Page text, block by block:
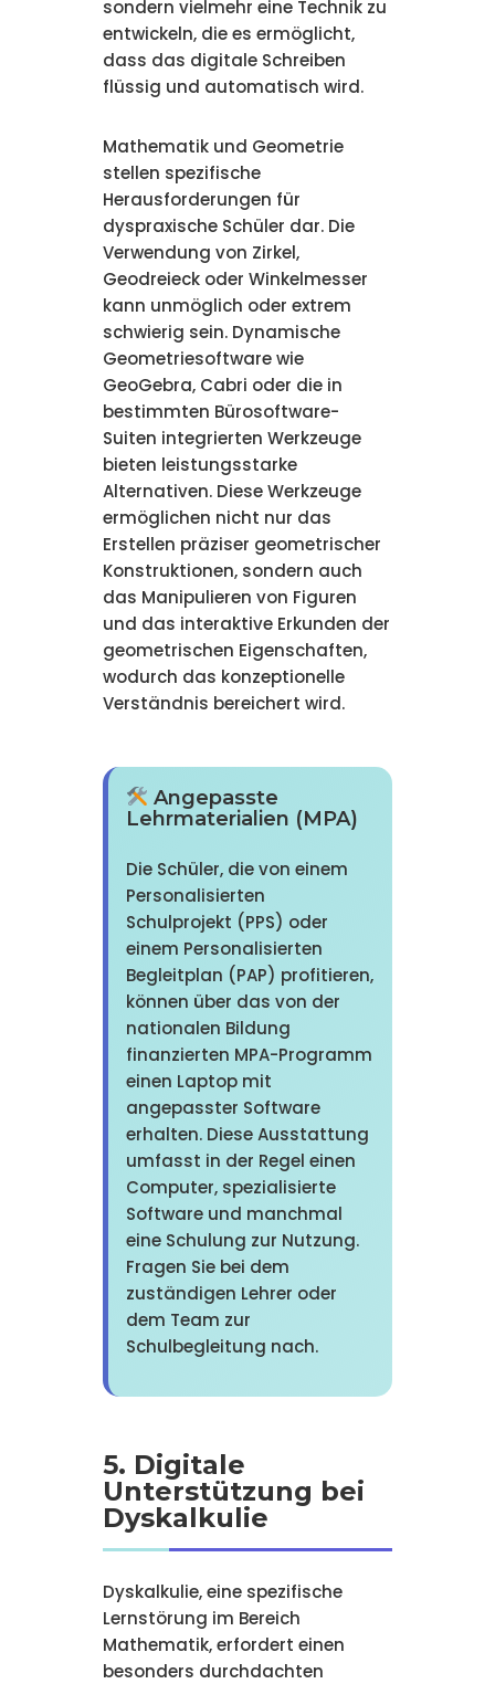
sondern vielmehr eine Technik zu
entwickeln, die es ermöglicht,
dass das digitale Schreiben
flüssig und automatisch wird.
Mathematik und Geometrie
stellen spezifische
Herausforderungen für
dyspraxische Schüler dar. Die
Verwendung von Zirkel,
Geodreieck oder Winkelmesser
kann unmöglich oder extrem
schwierig sein. Dynamische
Geometriesoftware wie
GeoGebra, Cabri oder die in
bestimmten Bürosoftware-
Suiten integrierten Werkzeuge
bieten leistungsstarke
Alternativen. Diese Werkzeuge
ermöglichen nicht nur das
Erstellen präziser geometrischer
Konstruktionen, sondern auch
das Manipulieren von Figuren
und das interaktive Erkunden der
geometrischen Eigenschaften,
wodurch das konzeptionelle
Verständnis bereichert wird.
Angepasste
Lehrmaterialien (MPA)
Die Schüler, die von einem
Personalisierten
Schulprojekt (PPS) oder
einem Personalisierten
Begleitplan (PAP) profitieren,
können über das von der
nationalen Bildung
finanzierten MPA-Programm
einen Laptop mit
angepasster Software
erhalten. Diese Ausstattung
umfasst in der Regel einen
Computer, spezialisierte
Software und manchmal
eine Schulung zur Nutzung.
Fragen Sie bei dem
zuständigen Lehrer oder
dem Team zur
Schulbegleitung nach.
5. Digitale
Unterstützung bei
Dyskalkulie
Dyskalkulie, eine spezifische
Lernstörung im Bereich
Mathematik, erfordert einen
besonders durchdachten